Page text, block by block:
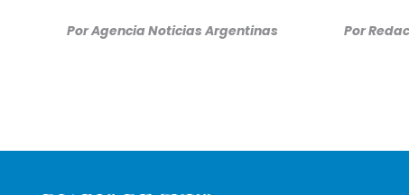
PorAgencia Noticias Argentinas Por